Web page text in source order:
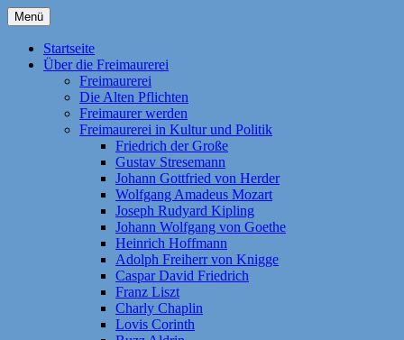
Zum
Inhalt
springen
Freimaurerloge Aufwärts zum
Licht i.O. Frankfurt am Main
zum Licht" e. V. Nr. 741 im Orient
Frankfurt am Main. Eine Tochterloge der
Großen National-Mutterloge "Zu den drei
Weltkugeln". Themen: Freimaurerei | Die
Geschichte der Loge | Freimaurer werden
| Fragen und Antworten | Die Alten
Pflichten | Kontakt | Anreise | Als Kind der
Aufklärung strebt die Freimaurerei noch
heute nach den Idealen „Freiheit,
Gleichheit, Brüderlichkeit, Toleranz und
Humanität“!
Menü
Startseite
Über die Freimaurerei
Freimaurerei
Die Alten Pflichten
Freimaurer werden
Freimaurerei in Kultur und Politik
Friedrich der Große
Gustav Stresemann
Johann Gottfried von Herder
Wolfgang Amadeus Mozart
Joseph Rudyard Kipling
Johann Wolfgang von Goethe
Heinrich Hoffmann
Adolph Freiherr von Knigge
Caspar David Friedrich
Franz Liszt
Charly Chaplin
Lovis Corinth